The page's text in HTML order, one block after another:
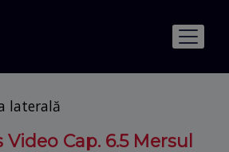
laterală
Video Cap. 6.5 Mersul